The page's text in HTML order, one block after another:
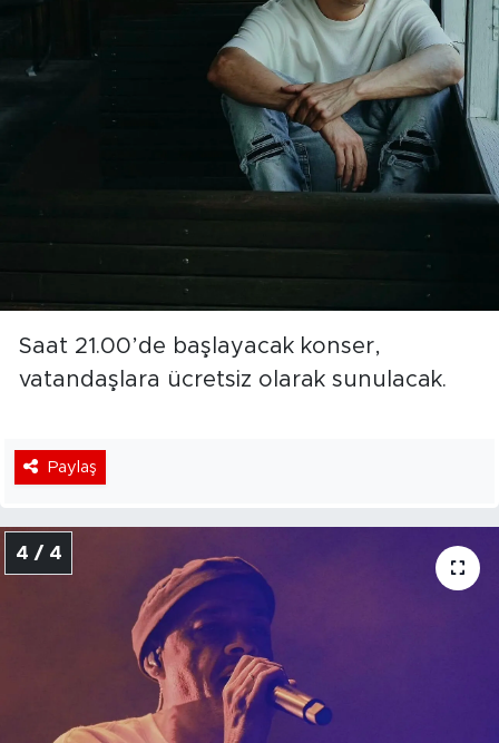
Saat 21.00’de başlayacak konser,
vatandaşlara ücretsiz olarak sunulacak.
Paylaş
4 / 4